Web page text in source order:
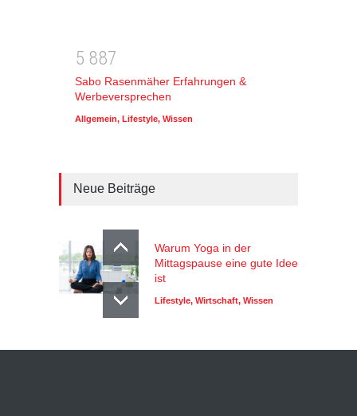
5 887
Sabo Rasenmäher Erfahrungen &
Werbeversprechen
Allgemein, Lifestyle, Wissen
Neue Beiträge
Warum Yoga in der
Mittagspause eine gute Idee
ist
Lifestyle, Wirtschaft, Wissen